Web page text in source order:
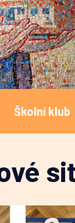
Školní klub